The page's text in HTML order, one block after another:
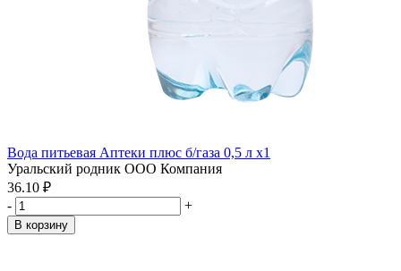
Вода питьевая Аптеки плюс б/газа 0,5 л x1
Уральский родник ООО Компания
36.10 ₽
-
+
В корзину